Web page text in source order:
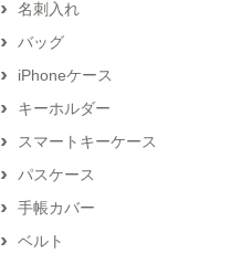
名刺入れ
バッグ
iPhoneケース
キーホルダー
スマートキーケース
パスケース
手帳カバー
ベルト